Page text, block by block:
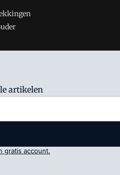
VMN media. Lees inons manifest
artikelen
gratis account.